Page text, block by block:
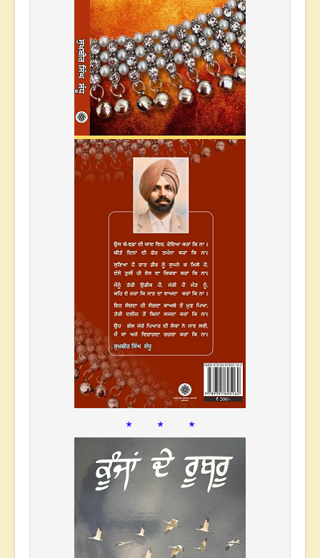
* * *